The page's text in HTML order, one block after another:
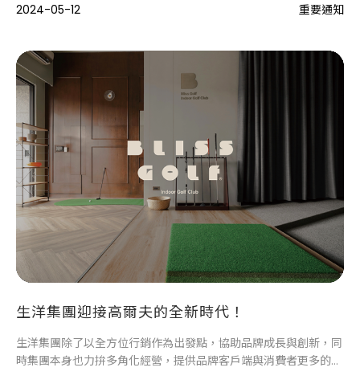
2024-05-12 重要通知
生洋集團迎接高爾夫的全新時代！
生洋集團除了以全方位行銷作為出發點，協助品牌成長與創新，同
時集團本身也力拚多角化經營，提供品牌客戶端與消費者更多的商